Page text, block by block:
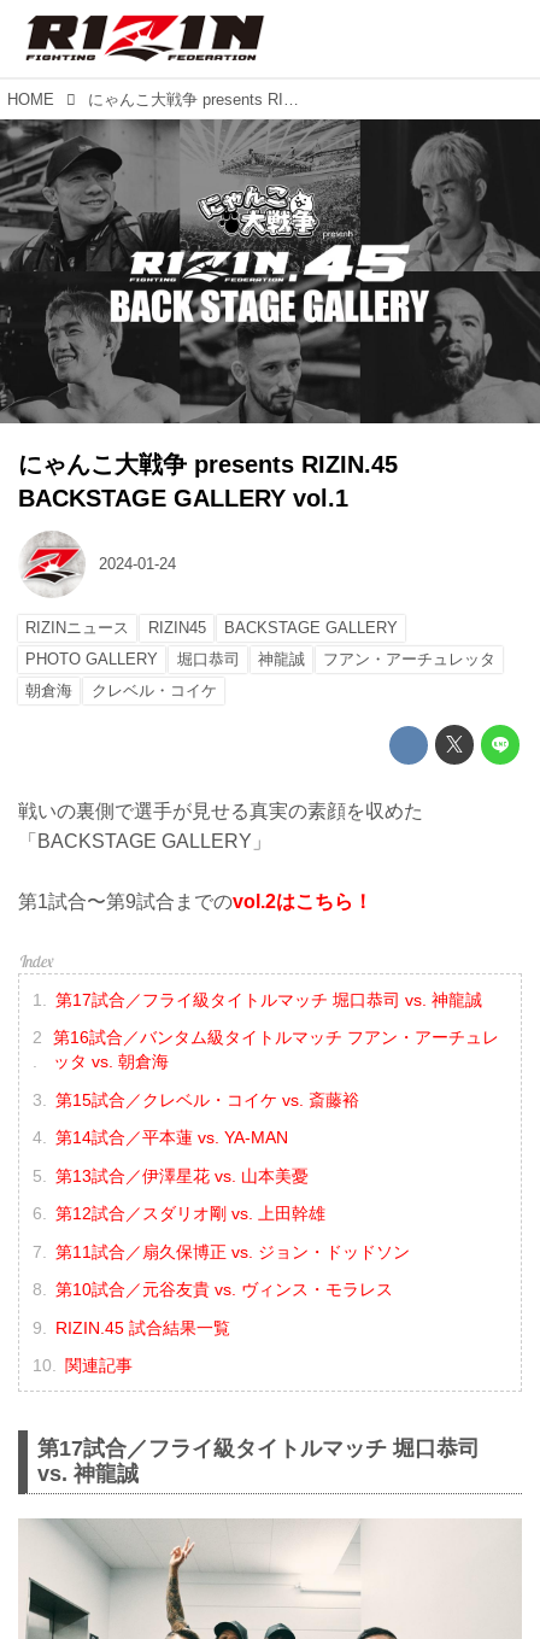
HOME にゃんこ大戦争 presents RIZIN.45 BACKSTAGE GALLERY vol.1
にゃんこ大戦争 presents RIZIN.45
BACKSTAGE GALLERY vol.1
2024-01-24
RIZINニュース RIZIN45
BACKSTAGE GALLERY
PHOTO GALLERY
堀口恭司 神龍誠
フアン・アーチュレッタ
朝倉海
クレベル・コイケ
戦いの裏側で選手が見せる真実の素顔を収めた
「BACKSTAGE GALLERY」
第1試合〜第9試合までのvol.2はこちら！
第17試合／フライ級タイトルマッチ 堀口恭司 vs. 神龍誠
第16試合／バンタム級タイトルマッチ フアン・アーチュレ
ッタ vs. 朝倉海
第15試合／クレベル・コイケ vs. 斎藤裕
第14試合／平本蓮 vs. YA-MAN
第13試合／伊澤星花 vs. 山本美憂
第12試合／スダリオ剛 vs. 上田幹雄
第11試合／扇久保博正 vs. ジョン・ドッドソン
第10試合／元谷友貴 vs. ヴィンス・モラレス
RIZIN.45 試合結果一覧
関連記事
第17試合／フライ級タイトルマッチ 堀口恭司
vs. 神龍誠